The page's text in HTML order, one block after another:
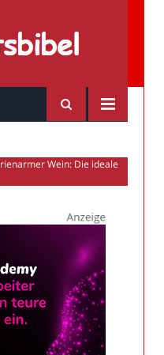
Wein: Die ideale